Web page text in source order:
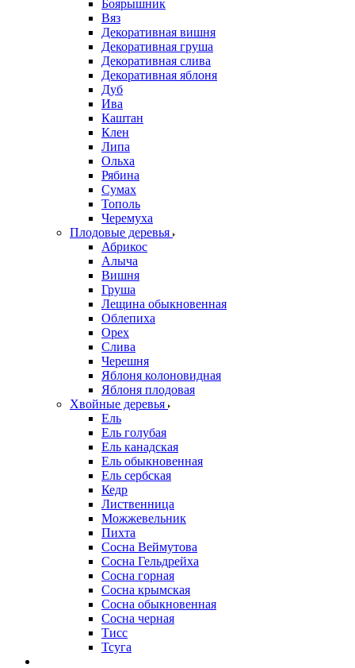
Боярышник
Вяз
Декоративная вишня
Декоративная груша
Декоративная слива
Декоративная яблоня
Дуб
Ива
Каштан
Клен
Липа
Ольха
Рябина
Сумах
Тополь
Черемуха
Плодовые деревья
Абрикос
Алыча
Вишня
Груша
Лещина обыкновенная
Облепиха
Орех
Слива
Черешня
Яблоня колоновидная
Яблоня плодовая
Хвойные деревья
Ель
Ель голубая
Ель канадская
Ель обыкновенная
Ель сербская
Кедр
Лиственница
Можжевельник
Пихта
Сосна Веймутова
Сосна Гельдрейха
Сосна горная
Сосна крымская
Сосна обыкновенная
Сосна черная
Тисс
Тсуга